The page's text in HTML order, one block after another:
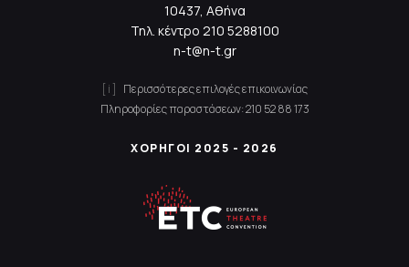
10437, Αθήνα
Τηλ. κέντρο 210 5288100
n-t@n-t.gr
Περισσότερες επιλογές επικοινωνίας
Πληροφορίες παραστάσεων:210 52 88 173
ΧΟΡΗΓΟΙ 2025 - 2026